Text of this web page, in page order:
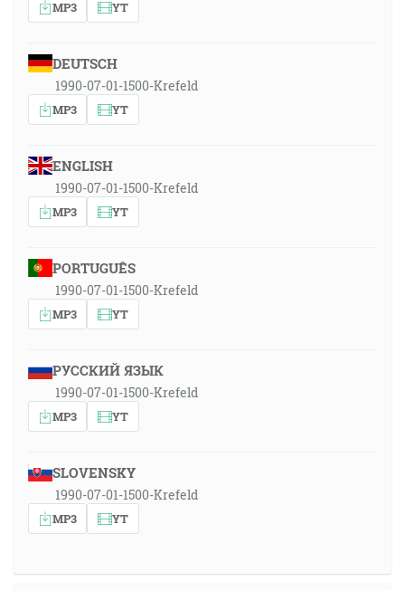
MP3 YT
DEUTSCH
1990-07-01-1500-Krefeld
MP3 YT
ENGLISH
1990-07-01-1500-Krefeld
MP3 YT
PORTUGUÊS
1990-07-01-1500-Krefeld
MP3 YT
РУССКИЙ ЯЗЫК
1990-07-01-1500-Krefeld
MP3 YT
SLOVENSKY
1990-07-01-1500-Krefeld
MP3 YT